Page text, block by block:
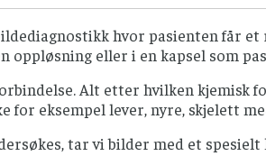
hvor pasienten får
oppløsning eller i en kapsel som
Alt etter hvilken kjemisk
eksempel lever, nyre, skjelett
tar vi bilder med et spesielt